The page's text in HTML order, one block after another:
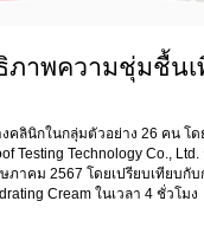
ผิวแข็งแรงขึ้น
คลินิกในกลุ่มตัวอย่างผู้หญิง 32
Testing Technology Co., Ltd.
ภาคมถึงมิถุนายน 2567 โดยเปรี
Infusing Serum
อนคล้อยให้แลดู
คลินิกในกลุ่มตัวอย่างผู้หญิง 33
Testing Technology Co.,
าคมถึงมิถุนายน 2567 โดยเปรี
Advanced Cream ในเว
ภาพความชุ่มชื้น
คลินิกในกลุ่มตัวอย่าง 26 คน โ
Testing Technology Co.,
าคม 2567 โดยเปรียบเทียบกับ
Cream ในเวลา 4 ชั่วโมง